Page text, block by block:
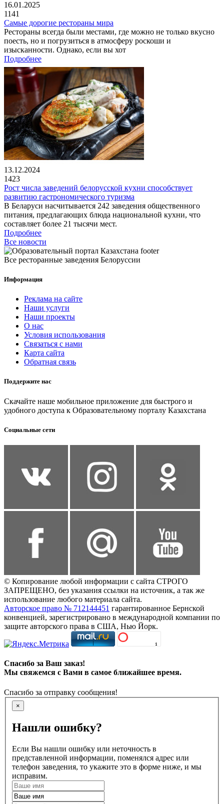
16.01.2025
1141
Самые дорогие рестораны мира
Рестораны всегда были местами, где можно не только вкусно
поесть, но и погрузиться в атмосферу роскоши и
изысканности. Однако, если вы хот
Подробнее
13.12.2024
1423
Рост числа заведений белорусской кухни способствует
развитию гастрономического туризма
В Беларуси насчитывается 242 заведения общественного
питания, предлагающих блюда национальной кухни, что
составляет более 21 тысячи мест.
Подробнее
Все новости
Все ресторанные заведения Белоруссии
Информация
Реклама на сайте
Наши услуги
Наши проекты
О нас
Условия использования
Связаться с нами
Карта сайта
Обратная связь
Поддержите нас
Скачайте наше мобильное приложение для быстрого и
удобного доступа к Образовательному порталу Казахстана
Социальные сети
© Копирование любой информации с сайта СТРОГО
ЗАПРЕЩЕНО, без указания ссылки на источник, а так же
использование любого материала сайта.
Авторское право № 712144451 гарантированное Бернской
конвенцией, зарегистрировано в международной компании по
защите авторского права в США, Нью Йорк.
Спасибо за Ваш заказ!
Мы свяжемся с Вами в самое ближайшее время.
Спасибо за отправку сообщения!
×
Нашли ошибку?
Если Вы нашли ошибку или неточность в
представленной информации, поменялся адрес или
телефон заведения, то укажите это в форме ниже, и мы
исправим.